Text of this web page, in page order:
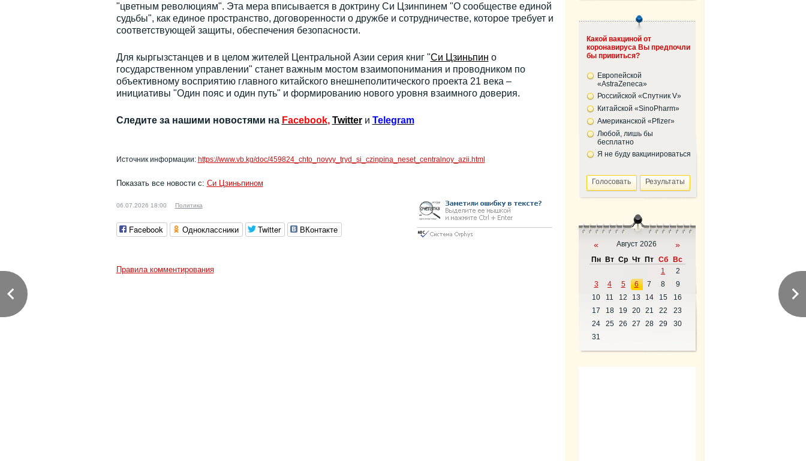
"цветным революциям". Эта мера вписывается в доктрину Си Цзинпинем "О сообществе единой
судьбы", как единое пространство, договоренности о дружбе и сотрудничестве, которое требует и
соответствующей защиты, обеспечения безопасности.
Для кыргызстанцев и в целом жителей Центральной Азии серия книг "Си Цзиньпин о
государственном управлении" станет важным мостом взаимопонимания и проводником по
объективному восприятию главного китайского внешнеполитического проекта 21 века –
инициативы "Один пояс и один путь" и формированию нового уровня взаимного доверия.
Следите за нашими новостями на Facebook, Twitter и Telegram
Источник информации: https://www.vb.kg/doc/459824_chto_novyy_tryd_si_czinpina_neset_centralnoy_azii.html
Показать все новости с: Си Цзиньпином
06.07.2026 18:00 Политика
Facebook Одноклассники Twitter ВКонтакте
Правила комментирования
Какой вакциной от
коронавируса Вы предпочли
бы привиться?
Европейской
«AstraZeneca»
Российской «Спутник V»
Китайской «SinoPharm»
Американской «Pfizer»
Любой, лишь бы
бесплатно
Я не буду вакцинироваться
« Август 2026 »
Пн Вт Ср Чт Пт Сб
Вс
1
2
3
4 5 6 7 8
9
10
11 12 13 14 15
16
17
18 19 20 21 22
23
24
25 26 27 28 29
30
31